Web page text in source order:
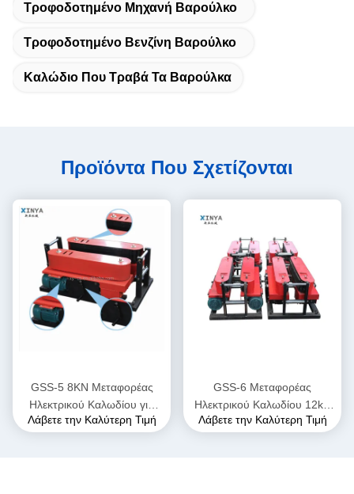
Τροφοδοτημένο Μηχανή Βαρούλκο
Τροφοδοτημένο Βενζίνη Βαρούλκο
Καλώδιο Που Τραβά Τα Βαρούλκα
Προϊόντα Που Σχετίζονται
GSS-5 8KN Μεταφορέας
Ηλεκτρικού Καλωδίου για
Υπόγεια Τοποθέτηση
Λάβετε την Καλύτερη Τιμή
GSS-6 Μεταφορέας
Ηλεκτρικού Καλωδίου 12kN
για Υπόγεια Τοποθέτηση
Λάβετε την Καλύτερη Τιμή